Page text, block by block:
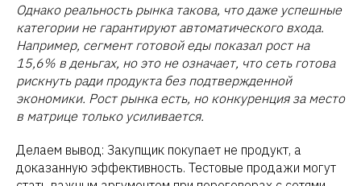
Однако реальность рынка такова, что даже успешные
категории не гарантируют автоматического входа.
Например, сегмент готовой еды показал рост на
15,6% в деньгах, но это не означает, что сеть готова
рискнуть ради продукта без подтвержденной
экономики. Рост рынка есть, но конкуренция за место
в матрице только усиливается.
Делаем вывод: Закупщик покупает не продукт, а
доказанную эффективность. Тестовые продажи могут